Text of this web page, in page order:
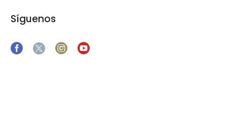
Síguenos